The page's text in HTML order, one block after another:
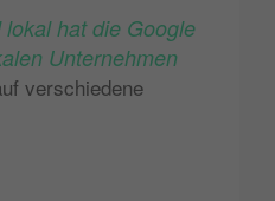
hat die Google
Unternehmen
verschiedene